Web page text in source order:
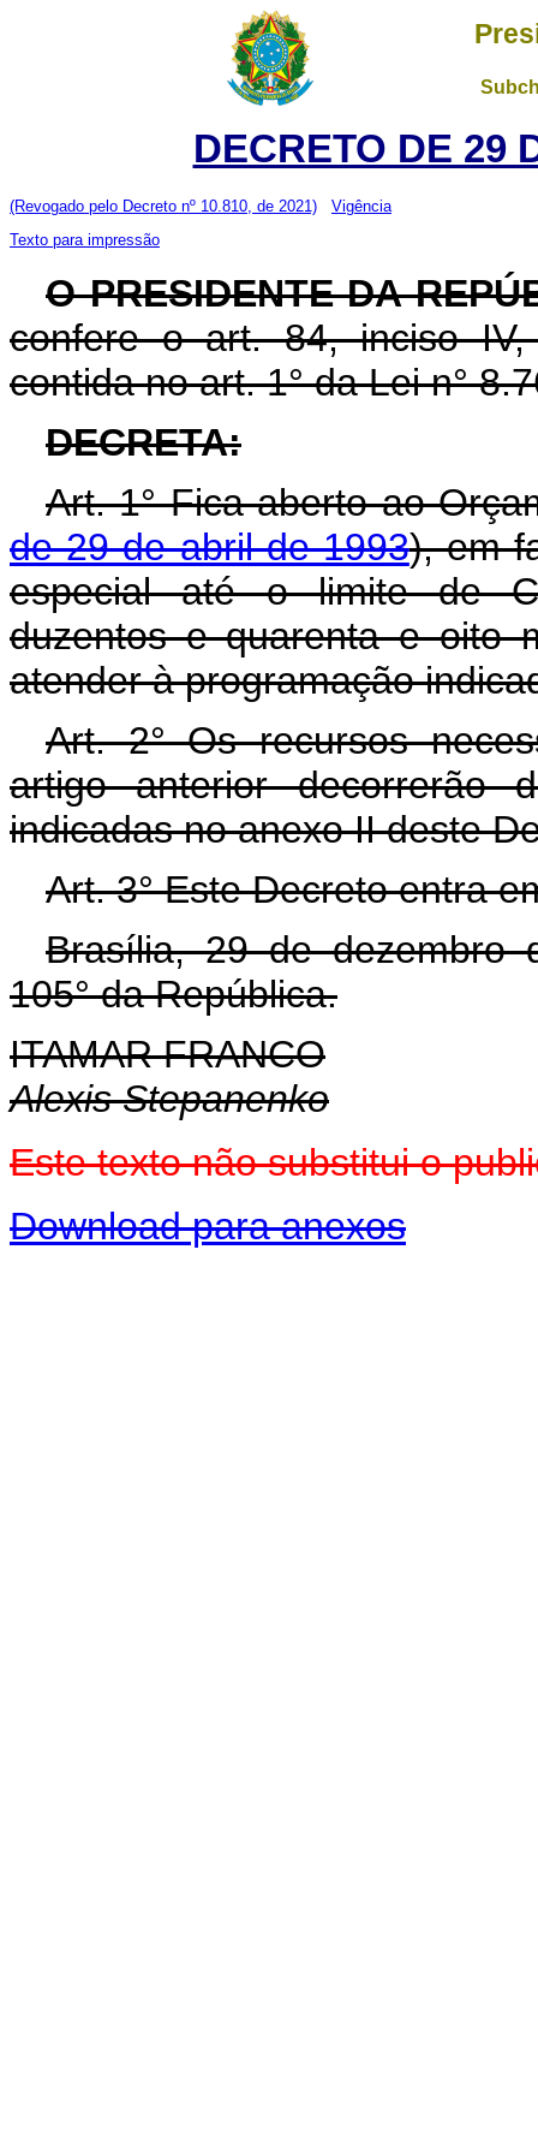
DECRETO DE 29
(Revogado pelo Decreto nº 10.810, de 2021)
Vigência
Texto para impressão
O PRESIDENTE DA
confere o art. 84, inciso
contida no art. 1° da Lei n°
DECRETA:
Art. 1° Fica aberto ao
de 29 de abril de 1993), em
especial até o limite de
duzentos e quarenta e oito
atender à programação
Art. 2° Os recursos
artigo anterior decorrerão
indicadas no anexo II deste
Art. 3° Este Decreto entra
Brasília, 29 de dezembro
105° da República.
ITAMAR FRANCO
Alexis Stepanenko
Este texto não substitui o
Download para anexos